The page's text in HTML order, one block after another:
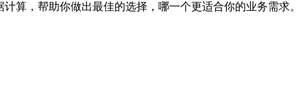
算，帮助你做出最佳的选择，哪一个更适合你的业务需求。